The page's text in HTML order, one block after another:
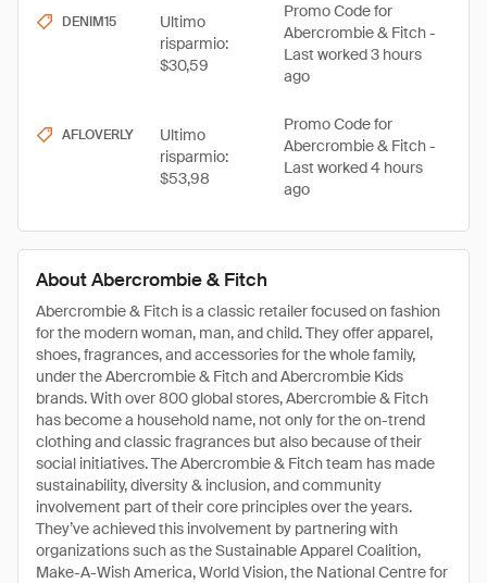
About Abercrombie & Fitch
Abercrombie & Fitch is a classic retailer focused on fashion
for the modern woman, man, and child. They offer apparel,
shoes, fragrances, and accessories for the whole family,
under the Abercrombie & Fitch and Abercrombie Kids
brands. With over 800 global stores, Abercrombie & Fitch
has become a household name, not only for the on-trend
clothing and classic fragrances but also because of their
social initiatives. The Abercrombie & Fitch team has made
sustainability, diversity & inclusion, and community
involvement part of their core principles over the years.
They’ve achieved this involvement by partnering with
organizations such as the Sustainable Apparel Coalition,
Make-A-Wish America, World Vision, the National Centre for
DENIM15
Ultimo
risparmio:
$30,59
Promo Code for
Abercrombie & Fitch -
Last worked 3 hours
ago
AFLOVERLY
Ultimo
risparmio:
$53,98
Promo Code for
Abercrombie & Fitch -
Last worked 4 hours
ago